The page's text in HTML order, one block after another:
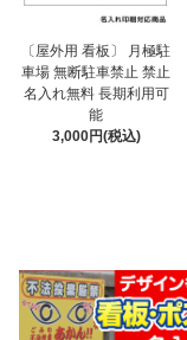
〔屋外用 看板〕 月極駐
車場 無断駐車禁止 禁止
名入れ無料 長期利用可
能
3,000円(税込)